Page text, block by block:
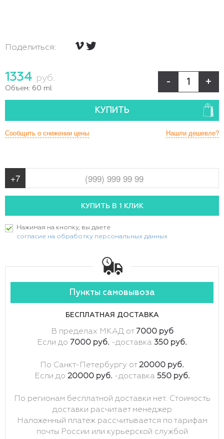
Поделиться:
1334 руб.
Объем: 60 ml
- +
КУПИТЬ
Нашли дешевле?
Сообщить о снижении цены
Нажимая на кнопку, вы даете
согласие на обработку персональных данных
Пункты самовывоза
БЕСПЛАТНАЯ ДОСТАВКА
В пределах МКАД от 7000 руб
Если до 7000 руб. -доставка 350 руб.
По Санкт-Петербургу от20000 руб.
Если до 20000 руб. -доставка 550 руб.
По регионам бесплатной доставки нет. Стоимость
доставки расчитает менеджер
Наложенный платеж рассчитывается по тарифам
почты России или курьерской службой